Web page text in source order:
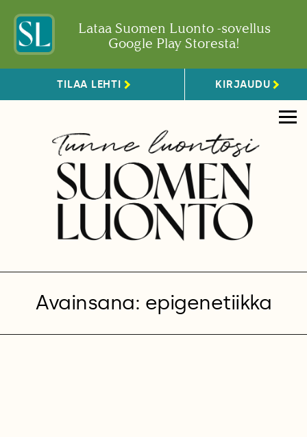
Lataa Suomen Luonto -sovellus
Google Play Storesta!
TILAA LEHTI KIRJAUDU
Avainsana: epigenetiikka